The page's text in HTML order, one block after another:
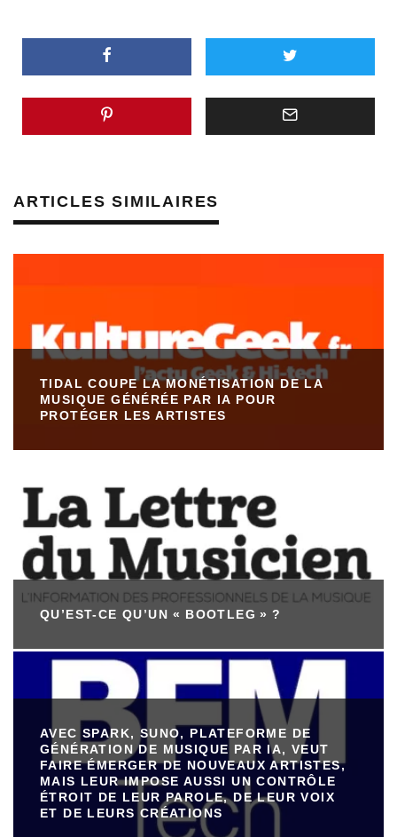
ARTICLES SIMILAIRES
TIDAL COUPE LA MONÉTISATION DE LA
MUSIQUE GÉNÉRÉE PAR IA POUR
PROTÉGER LES ARTISTES
QU’EST-CE QU’UN « BOOTLEG » ?
AVEC SPARK, SUNO, PLATEFORME DE
GÉNÉRATION DE MUSIQUE PAR IA, VEUT
FAIRE ÉMERGER DE NOUVEAUX ARTISTES,
MAIS LEUR IMPOSE AUSSI UN CONTRÔLE
ÉTROIT DE LEUR PAROLE, DE LEUR VOIX
ET DE LEURS CRÉATIONS